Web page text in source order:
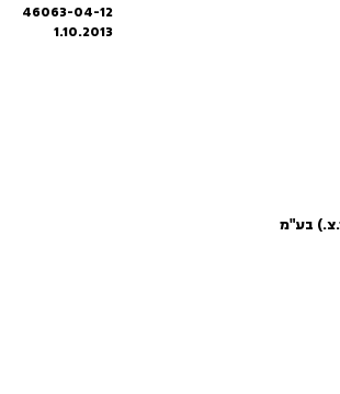
46063-04-12
1.10.2013
בע"מ